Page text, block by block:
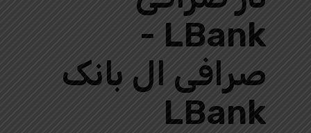
LBank -
صرافی ال بانک
LBank